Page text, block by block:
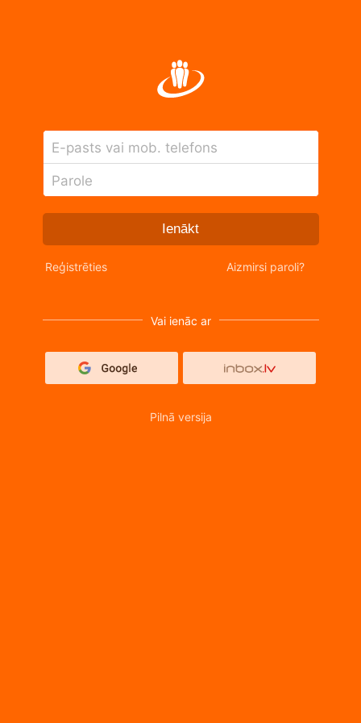
E-pasts vai mob. telefons
Parole
Ienākt
Reģistrēties Aizmirsi paroli?
Vai ienāc ar
Pilnā versija